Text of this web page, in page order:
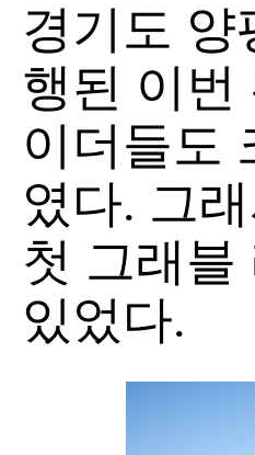
경기도 양
행된 이번
이더들도
였다. 그
첫 그래블
있었다.